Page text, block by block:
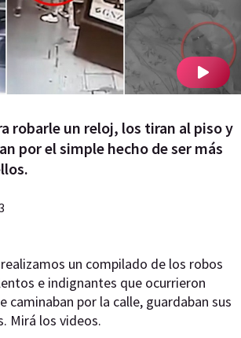
robarle un reloj, los tiran al piso y
por el simple hecho de ser más
un compilado de los robos
e indignantes que ocurrieron
caminaban por la calle, guardaban sus
Mirá los videos.